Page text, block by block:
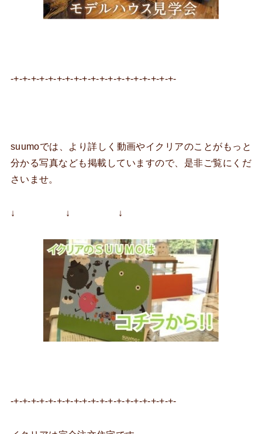
-+-+-+-+-+-+-+-+-+-+-+-+-+-+-+-+-+-+-+-
suumoでは、より詳しく動画やイクリアのことがもっと
分かる写真なども掲載していますので、是非ご覧にくだ
さいませ。
↓ ↓ ↓
-+-+-+-+-+-+-+-+-+-+-+-+-+-+-+-+-+-+-+-